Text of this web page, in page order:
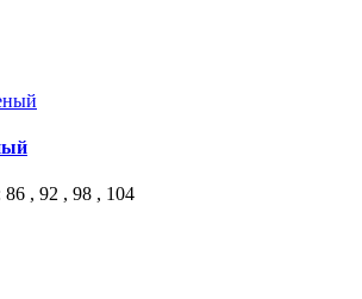
86 , 92 , 98 , 104